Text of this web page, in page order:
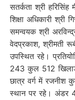
सतर्कता श्री
शिक्षा अधिकारी श्री
समन्वयक श्री
वेदप्रकाश, श्रीमती
उपस्थित रहे।
243 कुल 512
छात्र वर्ग में रजनीश
स्थान पर रहे। अंडर